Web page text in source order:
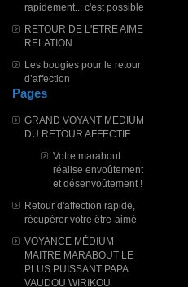
rapidement... c'est possible
RETOUR DE L'ETRE AIME
RELATION
Les bougies pour le retour
d’affection
Pages
GRAND VOYANT MEDIUM
DU RETOUR AFFECTIF
Votre marabout
réalise envoûtement
et désenvoûtement !
Retour d'affection rapide,
récupérer votre être-aimé
VOYANCE MÉDIUM
MAITRE MARABOUT LE
PLUS PUISSANT PAPA
VAUDOU WIRIKOU